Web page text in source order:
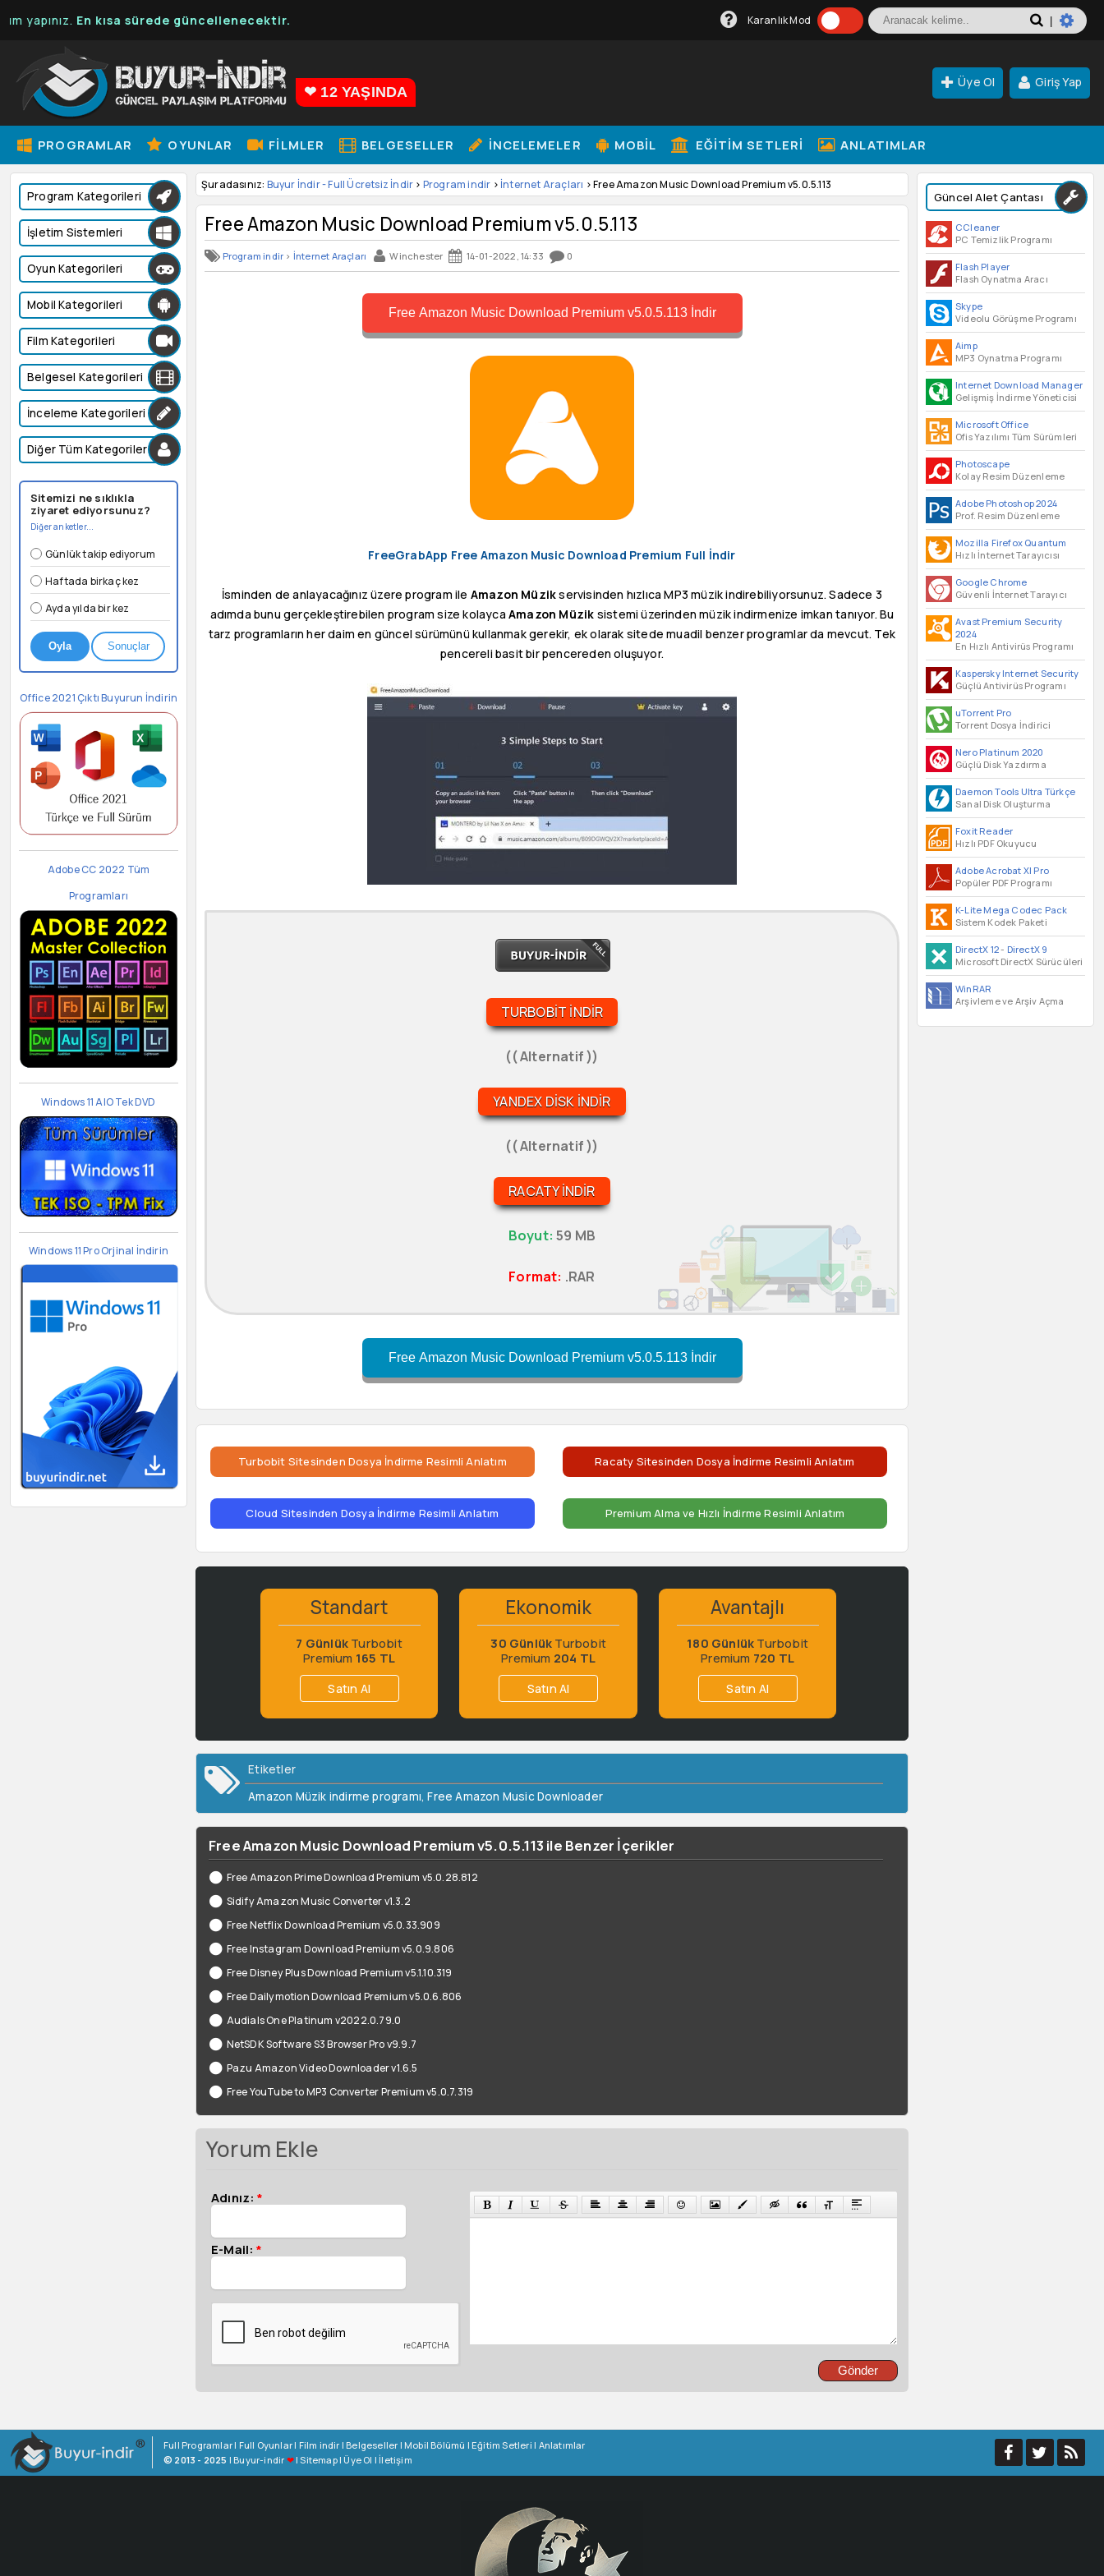
En kısa sürede güncellenecektir. Karanlık Mod
❤ 12 YAŞINDA
Üye Ol Giriş Yap
PROGRAMLAR OYUNLAR FILMLER BELGESELLER İNCELEMELER MOBIL EĞITIM SETLERI ANLATIMLAR
Güncel Alet Çantası
CCleaner
PC Temizlik Programı
Flash Player
Flash Oynatma Aracı
Skype
Videolu Görüşme Programı
Aimp
MP3 Oynatma Programı
Internet Download Manager
Gelişmiş İndirme Yöneticisi
Microsoft Office
Ofis Yazılımı Tüm Sürümleri
Photoscape
Kolay Resim Düzenleme
Adobe Photoshop 2024
Prof. Resim Düzenleme
Mozilla Firefox Quantum
Hızlı İnternet Tarayıcısı
Google Chrome
Güvenli İnternet Tarayıcı
Avast Premium Security
2024
En Hızlı Antivirüs Programı
Kaspersky Internet Security
Güçlü Antivirüs Programı
uTorrent Pro
Torrent Dosya İndirici
Nero Platinum 2020
Güçlü Disk Yazdırma
Daemon Tools Ultra Türkçe
Sanal Disk Oluşturma
Foxit Reader
Hızlı PDF Okuyucu
Adobe Acrobat XI Pro
Popüler PDF Programı
K-Lite Mega Codec Pack
Sistem Kodek Paketi
DirectX 12- DirectX 9
Microsoft DirectX Sürücüleri
WinRAR
Arşivleme ve Arşiv Açma
Program Kategorileri
İşletim Sistemleri
Oyun Kategorileri
Mobil Kategorileri
Film Kategorileri
Belgesel Kategorileri
İnceleme Kategorileri
Diğer Tüm Kategoriler
Sitemizi ne sıklıkla
ziyaret ediyorsunuz?
Diğer anketler...
Günlük takip ediyorum
Haftada birkaç kez
Ayda yılda bir kez
Oyla Sonuçlar
Office 2021 Çıktı Buyurun İndirin
Adobe CC 2022 Tüm
Programları
Windows 11 AIO Tek DVD
Windows 11 Pro Orjinal İndirin
Şuradasınız: Buyur İndir - Full Ücretsiz İndir > Program indir > İnternet Araçları > Free Amazon Music Download Premium v5.0.5.113
Free Amazon Music Download Premium v5.0.5.113
Program indir > İnternet Araçları Winchester 14-01-2022, 14:33 0
Free Amazon Music Download Premium v5.0.5.113 İndir
FreeGrabApp Free Amazon Music Download Premium Full İndir
İsminden de anlayacağınız üzere program ile Amazon Müzikservisinden hızlıca MP3 müzik indirebiliyorsunuz. Sadece 3
adımda bunu gerçekleştirebilen program size kolaycaAmazon Müzik sistemi üzerinden müzik indirmenize imkan tanıyor. Bu
tarz programların her daim en güncel sürümünü kullanmak gerekir, ek olarak sitede muadil benzer programlar da mevcut. Tek
pencereli basit bir pencereden oluşuyor.
TURBOBIT İNDIR
(( Alternatif ))
YANDEX DISK İNDIR
(( Alternatif ))
RACATY İNDIR
Boyut:59 MB
Format: .RAR
Free Amazon Music Download Premium v5.0.5.113 İndir
Turbobit Sitesinden Dosya İndirme Resimli Anlatım Racaty Sitesinden Dosya İndirme Resimli Anlatım
Cloud Sitesinden Dosya İndirme Resimli Anlatım Premium Alma ve Hızlı İndirme Resimli Anlatım
Standart
7 Günlük Turbobit
Premium 165 TL
Satın Al
Ekonomik
30 Günlük Turbobit
Premium 204 TL
Satın Al
Avantajlı
180 Günlük Turbobit
Premium 720 TL
Satın Al
Etiketler
Amazon Müzik indirme programı,Free Amazon Music Downloader
Free Amazon Music Download Premium v5.0.5.113 ile Benzer İçerikler
Free Amazon Prime Download Premium v5.0.28.812
Sidify Amazon Music Converter v1.3.2
Free Netflix Download Premium v5.0.33.909
Free Instagram Download Premium v5.0.9.806
Free Disney Plus Download Premium v5.1.10.319
Free Dailymotion Download Premium v5.0.6.806
Audials One Platinum v2022.0.79.0
NetSDK Software S3 Browser Pro v9.9.7
Pazu Amazon Video Downloader v1.6.5
Free YouTube to MP3 Converter Premium v5.0.7.319
Yorum Ekle
Adınız: *
E-Mail: *
Full Programlar| Full Oyunlar| Film indir |Belgeseller |Mobil Bölümü |Eğitim Setleri | Anlatımlar
© 2013 - 2025 |Buyur-indir ❤|Sitemap|Üye Ol | İletişim